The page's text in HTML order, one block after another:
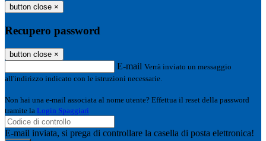
button close ×
Recupero password
button close ×
E-mail Verrà inviato un messaggio
all'indirizzo indicato con le istruzioni necessarie.
Non hai una e-mail associata al nome utente? Effettua il reset della password
tramite la Login Spaggiari
E-mail inviata, si prega di controllare la casella di posta elettronica!